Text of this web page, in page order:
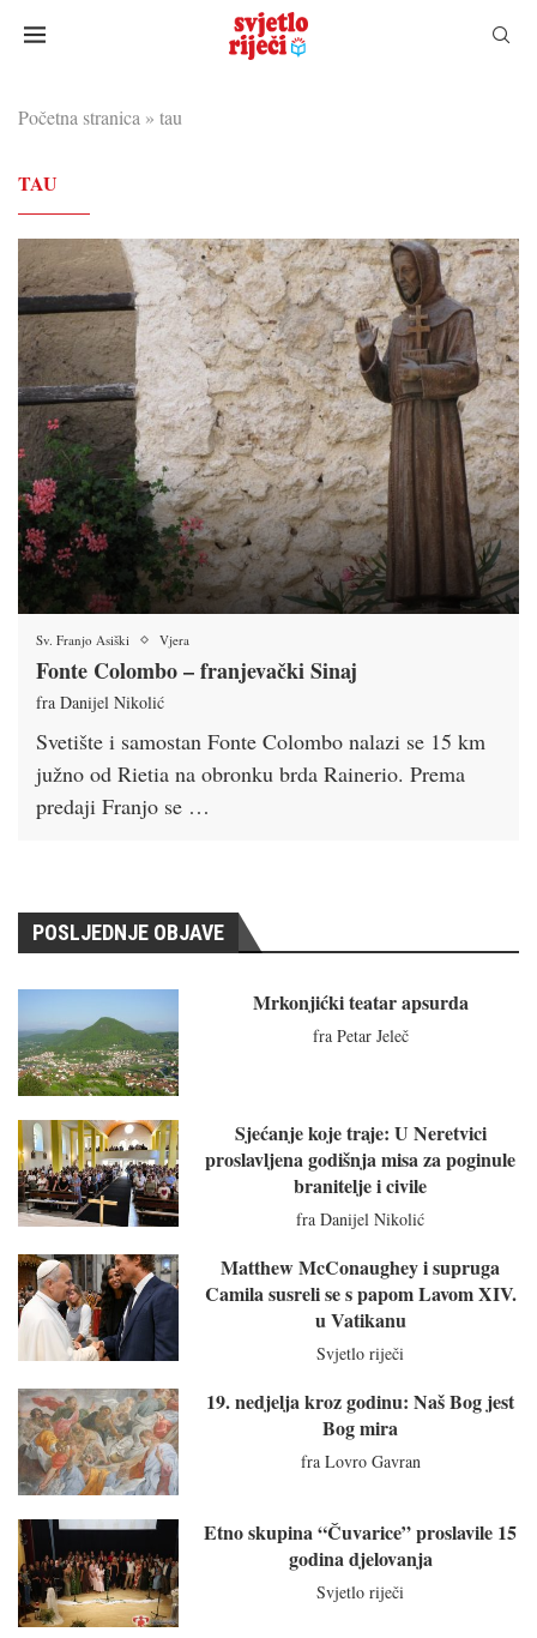
Početna stranica » tau
TAU
Sv. Franjo Asiški Vjera
Fonte Colombo – franjevački Sinaj
fra Danijel Nikolić
Svetište i samostan Fonte Colombo nalazi se 15 km
južno od Rietia na obronku brda Rainerio. Prema
predaji Franjo se …
POSLJEDNJE OBJAVE
Mrkonjićki teatar apsurda
fra Petar Jeleč
Sjećanje koje traje: U Neretvici
proslavljena godišnja misa za poginule
branitelje i civile
fra Danijel Nikolić
Matthew McConaughey i supruga
Camila susreli se s papom Lavom XIV.
u Vatikanu
Svjetlo riječi
19. nedjelja kroz godinu: Naš Bog jest
Bog mira
fra Lovro Gavran
Etno skupina “Čuvarice” proslavile 15
godina djelovanja
Svjetlo riječi